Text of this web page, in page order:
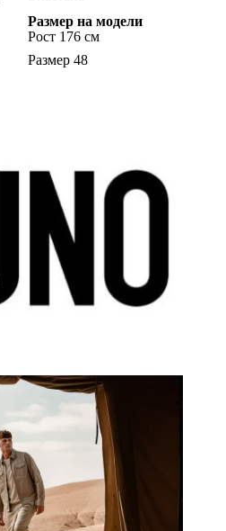
Размер на модели
Рост 176 см
Размер 48